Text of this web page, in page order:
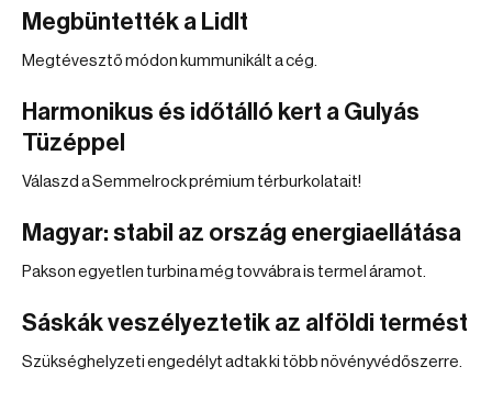
Megbüntették a Lidlt
Megtévesztő módon kummunikált a cég.
Harmonikus és időtálló kert a Gulyás
Tüzéppel
Válaszd a Semmelrock prémium térburkolatait!
Magyar: stabil az ország energiaellátása
Pakson egyetlen turbina még tovvábra is termel áramot.
Sáskák veszélyeztetik az alföldi termést
Szükséghelyzeti engedélyt adtak ki több növényvédőszerre.